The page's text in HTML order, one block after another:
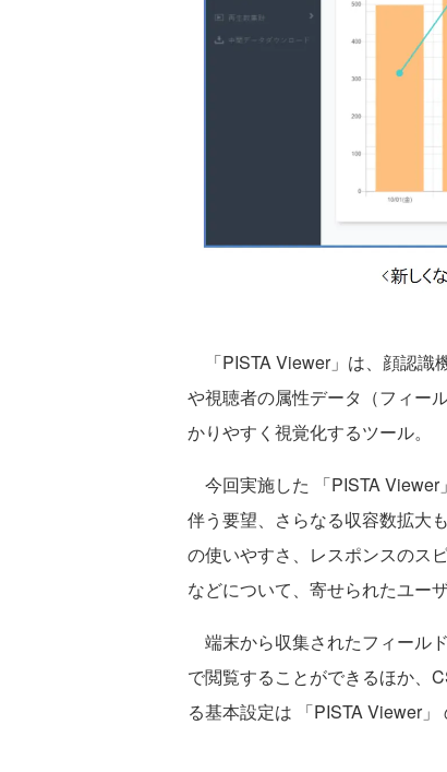
「PISTA Viewer」は、顔認識
や視聴者の属性データ（フィー
かりやすく視覚化するツール。
今回実施した 「PISTA Viewer
伴う要望、さらなる収容数拡大
の使いやすさ、レスポンスのス
などについて、寄せられたユー
端末から収集されたフィール
で閲覧することができるほか、
る基本設定は 「PISTA Viewer」